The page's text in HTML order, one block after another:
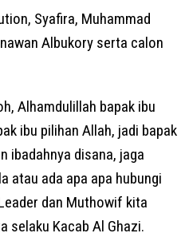
Syafira, Muhammad
Albukory serta calon
Alhamdulillah bapak ibu
ibu pilihan Allah, jadi bapak
ibadahnya disana, jaga
atau ada apa apa hubungi
dan Muthowif kita
selaku Kacab Al Ghazi.